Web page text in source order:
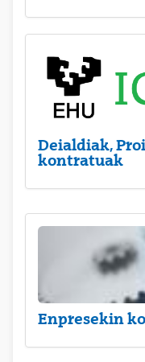
Deialdiak,
kontratuak
Enpresekin